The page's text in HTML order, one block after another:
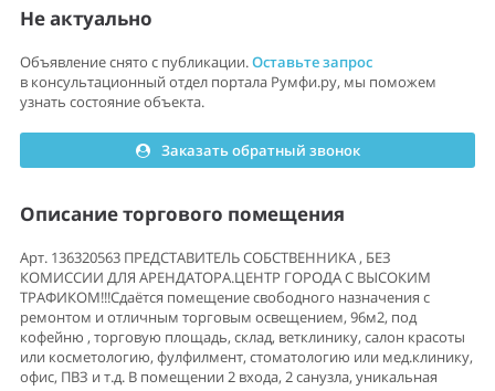
Не актуально
Объявление снято с публикации.Оставьте запрос
в консультационный отдел портала Румфи.ру, мы поможем
узнать состояние объекта.
Заказать обратный звонок
Описание торгового помещения
Арт. 136320563 ПРЕДСТАВИТЕЛЬ СОБСТВЕННИКА , БЕЗ
КОМИССИИ ДЛЯ АРЕНДАТОРА.ЦЕНТР ГОРОДА С ВЫСОКИМ
ТРАФИКОМ!!!Сдаётся помещение свободного назначения с
ремонтом и отличным торговым освещением, 96м2, под
кофейню , торговую площадь, склад, ветклинику, салон красоты
или косметологию, фулфилмент, стоматологию или мед.клинику,
офис, ПВЗ и т.д. В помещении 2 входа, 2 санузла, уникальная